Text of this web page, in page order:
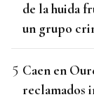
de la huida
un grupo
Caen en
reclamados